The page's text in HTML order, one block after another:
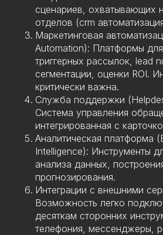
сценариев, охватывающих
отделов (crm
Маркетинговая
Automation): Платформы
триггерных рассылок, lead
сегментации, оценки ROI.
критически важна.
Служба поддержки
Система управления
интегрированная с
Аналитическая платформа
Intelligence): Инструменты
анализа данных,
прогнозирования.
Интеграции с внешними
Возможность легко
десяткам сторонних
телефония, мессенджеры,